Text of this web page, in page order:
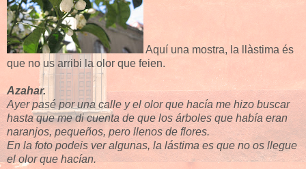
Aquí una mostra, la llàstima és
que no us arribi la olor que feien.
Azahar.
Ayer pasé por una calle y el olor que hacía me hizo buscar
hasta que me di cuenta de que los árboles que había eran
naranjos, pequeños, pero llenos de flores.
En la foto podeis ver algunas, la lástima es que no os llegue
el olor que hacían.